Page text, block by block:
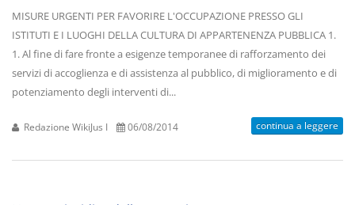
MISURE URGENTI PER FAVORIRE L'OCCUPAZIONE PRESSO GLI
ISTITUTI E I LUOGHI DELLA CULTURA DI APPARTENENZA PUBBLICA 1.
1. Al fine di fare fronte a esigenze temporanee di rafforzamento dei
servizi di accoglienza e di assistenza al pubblico, di miglioramento e di
potenziamento degli interventi di...
Redazione WikiJus I 06/08/2014 continua a leggere